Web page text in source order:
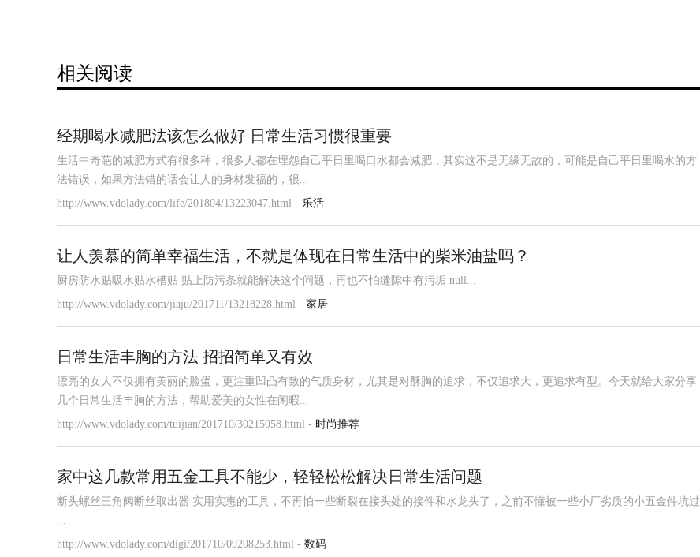
相关阅读
经期喝水减肥法该怎么做好 日常生活习惯很重要
生活中奇葩的减肥方式有很多种，很多人都在埋怨自己平日里喝口水都会减肥，其实这不是无缘无故的，可能是自己平日里喝水的方
法错误，如果方法错的话会让人的身材发福的，很...
http://www.vdolady.com/life/201804/13223047.html - 乐活
让人羡慕的简单幸福生活，不就是体现在日常生活中的柴米油盐吗？
厨房防水贴吸水贴水槽贴 贴上防污条就能解决这个问题，再也不怕缝隙中有污垢 null...
http://www.vdolady.com/jiaju/201711/13218228.html - 家居
日常生活丰胸的方法 招招简单又有效
漂亮的女人不仅拥有美丽的脸蛋，更注重凹凸有致的气质身材，尤其是对酥胸的追求，不仅追求大，更追求有型。今天就给大家分享
几个日常生活丰胸的方法，帮助爱美的女性在闲暇...
http://www.vdolady.com/tuijian/201710/30215058.html - 时尚推荐
家中这几款常用五金工具不能少，轻轻松松解决日常生活问题
断头螺丝三角阀断丝取出器 实用实惠的工具，不再怕一些断裂在接头处的接件和水龙头了，之前不懂被一些小厂劣质的小五金件坑过
...
http://www.vdolady.com/digi/201710/09208253.html - 数码